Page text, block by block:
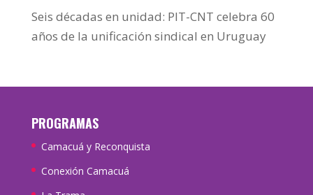
Seis décadas en unidad: PIT-CNT celebra 60
años de la unificación sindical en Uruguay
PROGRAMAS
Camacuá y Reconquista
Conexión Camacuá